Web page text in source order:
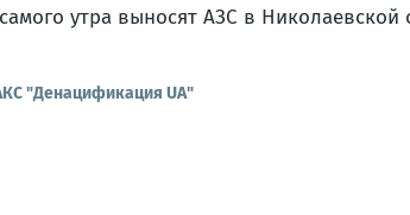
"Денацификация UA"